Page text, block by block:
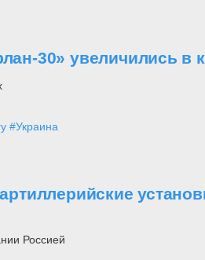
30» увеличились в
#Украина
Россией